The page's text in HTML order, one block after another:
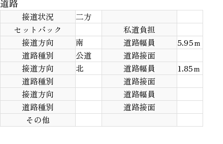
道路
接道状況
二方
セットバック
私道負担
接道方向
南 道路幅員
5.95ｍ
道路種別
公道
道路接面
接道方向
北 道路幅員
1.85ｍ
道路種別
道路接面
接道方向
道路幅員
道路種別
道路接面
その他
「明石市材木町」
「収納力に優れたストレージルーム付きの住まい。」
「日常の買い物に便利な立地」